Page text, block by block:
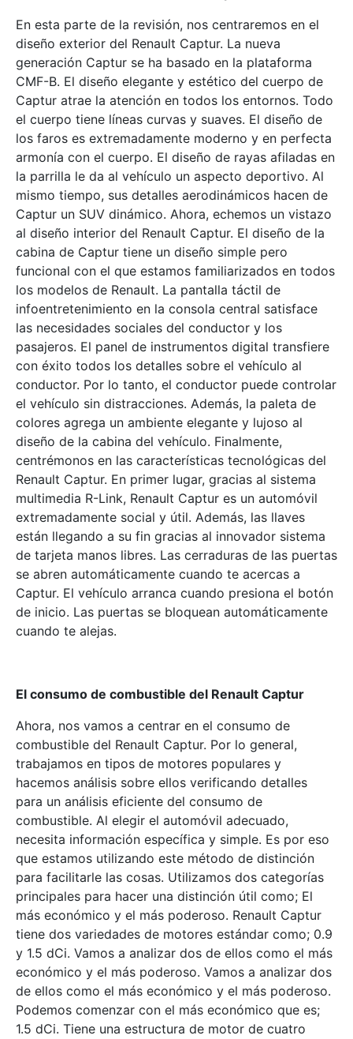
En esta parte de la revisión, nos centraremos en el
diseño exterior del Renault Captur. La nueva
generación Captur se ha basado en la plataforma
CMF-B. El diseño elegante y estético del cuerpo de
Captur atrae la atención en todos los entornos. Todo
el cuerpo tiene líneas curvas y suaves. El diseño de
los faros es extremadamente moderno y en perfecta
armonía con el cuerpo. El diseño de rayas afiladas en
la parrilla le da al vehículo un aspecto deportivo. Al
mismo tiempo, sus detalles aerodinámicos hacen de
Captur un SUV dinámico. Ahora, echemos un vistazo
al diseño interior del Renault Captur. El diseño de la
cabina de Captur tiene un diseño simple pero
funcional con el que estamos familiarizados en todos
los modelos de Renault. La pantalla táctil de
infoentretenimiento en la consola central satisface
las necesidades sociales del conductor y los
pasajeros. El panel de instrumentos digital transfiere
con éxito todos los detalles sobre el vehículo al
conductor. Por lo tanto, el conductor puede controlar
el vehículo sin distracciones. Además, la paleta de
colores agrega un ambiente elegante y lujoso al
diseño de la cabina del vehículo. Finalmente,
centrémonos en las características tecnológicas del
Renault Captur. En primer lugar, gracias al sistema
multimedia R-Link, Renault Captur es un automóvil
extremadamente social y útil. Además, las llaves
están llegando a su fin gracias al innovador sistema
de tarjeta manos libres. Las cerraduras de las puertas
se abren automáticamente cuando te acercas a
Captur. El vehículo arranca cuando presiona el botón
de inicio. Las puertas se bloquean automáticamente
cuando te alejas.
El consumo de combustible del Renault Captur
Ahora, nos vamos a centrar en el consumo de
combustible del Renault Captur. Por lo general,
trabajamos en tipos de motores populares y
hacemos análisis sobre ellos verificando detalles
para un análisis eficiente del consumo de
combustible. Al elegir el automóvil adecuado,
necesita información específica y simple. Es por eso
que estamos utilizando este método de distinción
para facilitarle las cosas. Utilizamos dos categorías
principales para hacer una distinción útil como; El
más económico y el más poderoso. Renault Captur
tiene dos variedades de motores estándar como; 0.9
y 1.5 dCi. Vamos a analizar dos de ellos como el más
económico y el más poderoso. Vamos a analizar dos
de ellos como el más económico y el más poderoso.
Podemos comenzar con el más económico que es;
1.5 dCi. Tiene una estructura de motor de cuatro